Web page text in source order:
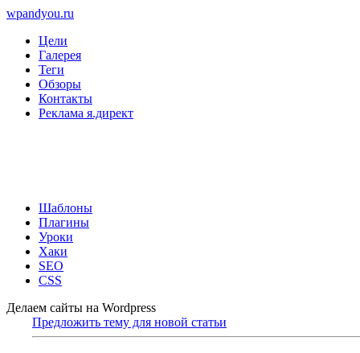
wpandyou.ru
Цели
Галерея
Теги
Обзоры
Контакты
Реклама я.директ
Шаблоны
Плагины
Уроки
Хаки
SEO
CSS
Делаем сайты на Wordpress
Предложить тему для новой статьи